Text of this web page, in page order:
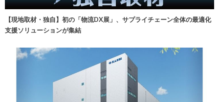
【現地取材・独自】初の「物流DX展」、サプライチェーン全体の最適化
支援ソリューションが集結